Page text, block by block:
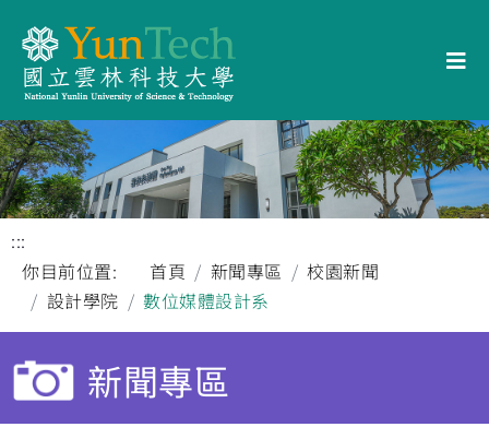
:::
你目前位置:
首頁 新聞專區
校園新聞
設計學院
數位媒體設計系
新聞專區